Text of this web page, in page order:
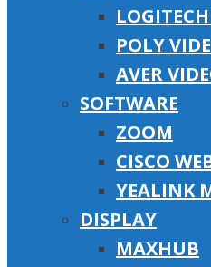
POLY
AVER
SOFTWARE
ZOOM
CISCO
YEALINK
DISPLAY
MAXHUB